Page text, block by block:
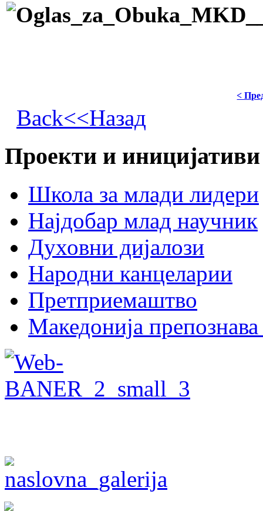
<
Back<<Назад
Проекти и иницијативи
Школа за млади лидери
Најдобар млад научник
Духовни дијалози
Народни канцеларии
Претприемаштво
Македонија